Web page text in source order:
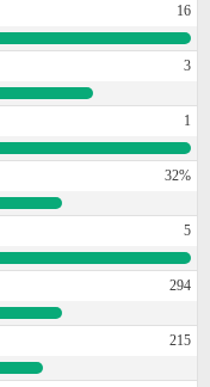
16
3
1
32%
5
294
215